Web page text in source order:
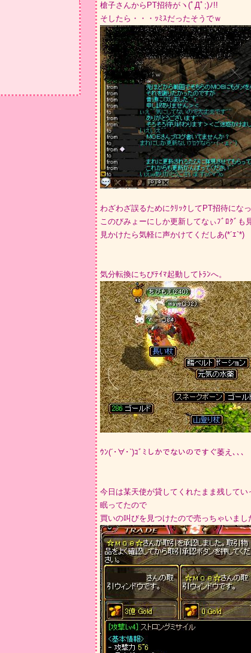
槍子さんからPT招待がヽ(ﾟДﾟ;)ﾉ!!
そしたら・・・ｯﾐｽだったそうでｗ
わざわざ誤るためにｸﾘｯｸしてPT招待にな
このびみょーにしか更新してなぃﾌﾞﾛｸﾞも
見かけたら気軽に声かけてくだしあ(*´ｴ`*)
気分転換にちびﾃｲﾏ起動してﾄﾗﾝへ。
ｳﾝ(´･∀･`)ｺﾞﾐしかでないのですぐ萎え､､､
今日は某天使が貸してくれたまま残してい
眠ってたので
買いの叫びを見つけたので売っちゃいまし